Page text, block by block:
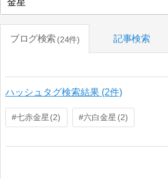
ブログ検索 24件 記事検索
ハッシュタグ検索結果 (2件)
七赤金星 2 六白金星 2